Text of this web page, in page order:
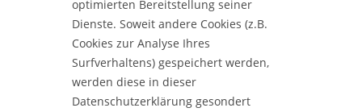
optimierten Bereitstellung seiner
Dienste. Soweit andere Cookies (z.B.
Cookies zur Analyse Ihres
Surfverhaltens) gespeichert werden,
werden diese in dieser
Datenschutzerklärung gesondert